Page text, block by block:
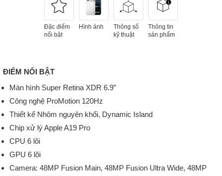
Đặc điểm
nổi bật
Hình ảnh
Thông số
kỹ thuật
Thông tin
sản phẩm
ĐIỂM NỔI BẬT
Màn hình Super Retina XDR 6.9”
Công nghệ ProMotion 120Hz
Thiết kế Nhôm nguyên khối, Dynamic Island
Chip xử lý Apple A19 Pro
CPU 6 lõi
GPU 6 lõi
Camera: 48MP Fusion Main, 48MP Fusion Ultra Wide, 48MP